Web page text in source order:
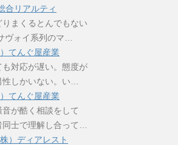
合リアルティ
まくるとんでもない
ヴォイ系列のマ…
）てんぐ屋産業
も対応が遅い。態度が
しかいない。い…
）てんぐ屋産業
音が酷く相談をして
同士で理解し合って…
株）ディアレスト